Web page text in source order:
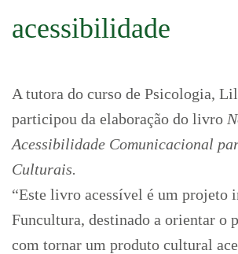
acessibilidade
A tutora do curso de Psicologia,
participou da elaboração do livro
Acessibilidade Comunicacional
Culturais.
“Este livro acessível é um projeto
Funcultura, destinado a orientar o
com tornar um produto cultural